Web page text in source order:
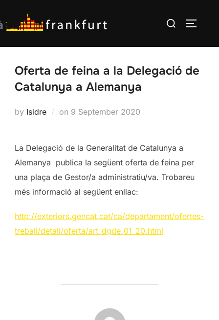
to
content
Search
Oferta de feina a la Delegació de
Catalunya a Alemanya
by Isidre on Posted
9 September 2020
La Delegació de la Generalitat de Catalunya a
Alemanya publica la següent oferta de feina per
una plaça de Gestor/a administratiu/va. Trobareu
més informació al següent enllac:
http://exteriors.gencat.cat/ca/departament/ofertes-
treball/detall/oferta/art_dgde_01_20.html
POST AUTHOR